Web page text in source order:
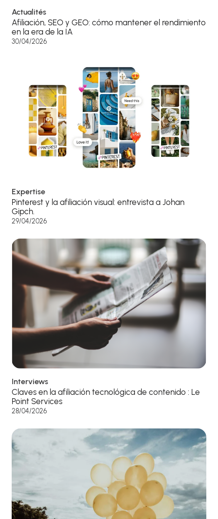
Actualités
Afiliación, SEO y GEO: cómo mantener el rendimiento
en la era de la IA
30/04/2026
Expertise
Pinterest y la afiliación visual: entrevista a Johan
Gipch.
29/04/2026
Interviews
Claves en la afiliación tecnológica de contenido : Le
Point Services
28/04/2026